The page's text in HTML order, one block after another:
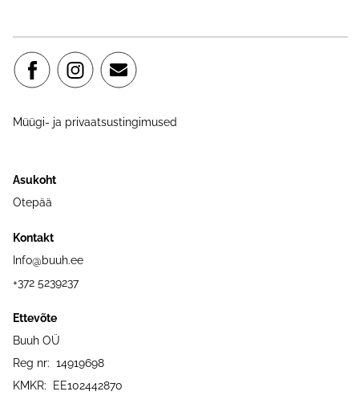
Müügi- ja privaatsustingimused
Asukoht
Otepää
Kontakt
Info@buuh.ee
+372 5239237
Ettevõte
Buuh OÜ
Reg nr: 14919698
KMKR: EE102442870